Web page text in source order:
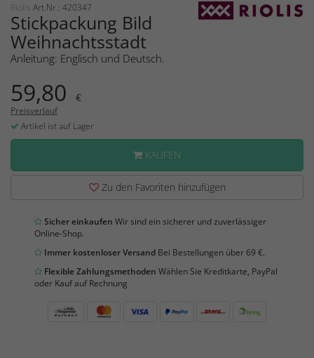
Riolis Art.Nr.: 420347
Stickpackung Bild
Weihnachtsstadt
Anleitung: Englisch und Deutsch.
59,80 €
Preisverlauf
Artikel ist auf Lager
KAUFEN
Zu den Favoriten hinzufügen
Sicher einkaufen Wir sind ein sicherer und zuverlässiger
Online-Shop.
Immer kostenloser Versand Bei Bestellungen über 69 €.
Flexible Zahlungsmethoden Wählen Sie Kreditkarte, PayPal
oder Kauf auf Rechnung